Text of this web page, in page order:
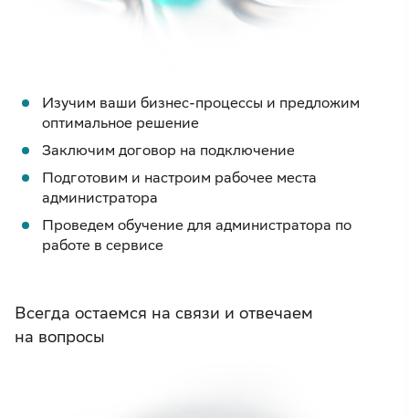
Изучим ваши бизнес-процессы и предложим
оптимальное решение
Заключим договор на подключение
Подготовим и настроим рабочее места
администратора
Проведем обучение для администратора по
работе в сервисе
Всегда остаемся на связи и отвечаем
на вопросы